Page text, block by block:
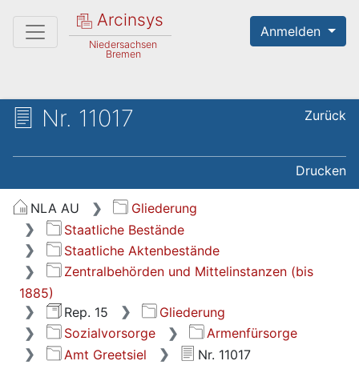
Arcinsys
Niedersachsen
Bremen
Anmelden
Nr. 11017 Zurück
Drucken
NLA AU
Gliederung
Staatliche Bestände
Staatliche Aktenbestände
Zentralbehörden und Mittelinstanzen (bis
1885)
Rep. 15
Gliederung
Sozialvorsorge
Armenfürsorge
Amt Greetsiel
Nr. 11017